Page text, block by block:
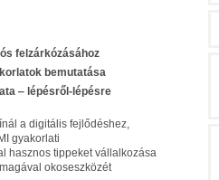
felzárkózásához
bemutatása
‒ lépésről-lépésre
a digitális fejlődéshez,
gyakorlati
hasznos tippeket vállalkozása
okoseszközét